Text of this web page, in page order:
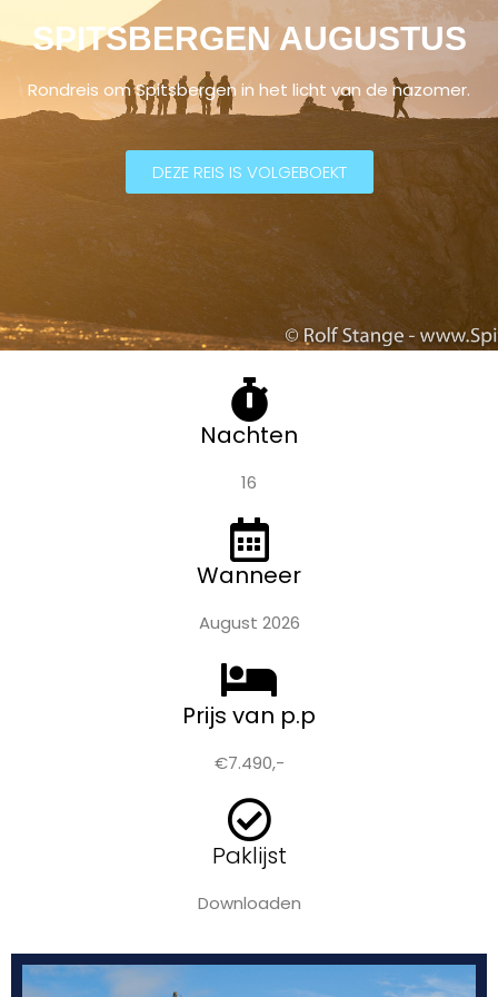
SPITSBERGEN AUGUSTUS
Rondreis om Spitsbergen in het licht van de nazomer.
DEZE REIS IS VOLGEBOEKT
Nachten
16
Wanneer
August 2026
Prijs van p.p
€7.490,-
Paklijst
Downloaden